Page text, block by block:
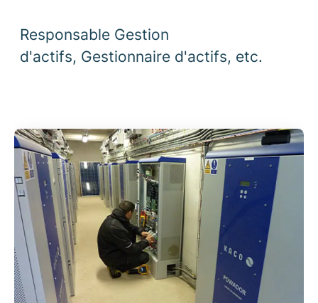
Responsable Gestion
d'actifs, Gestionnaire d'actifs, etc.